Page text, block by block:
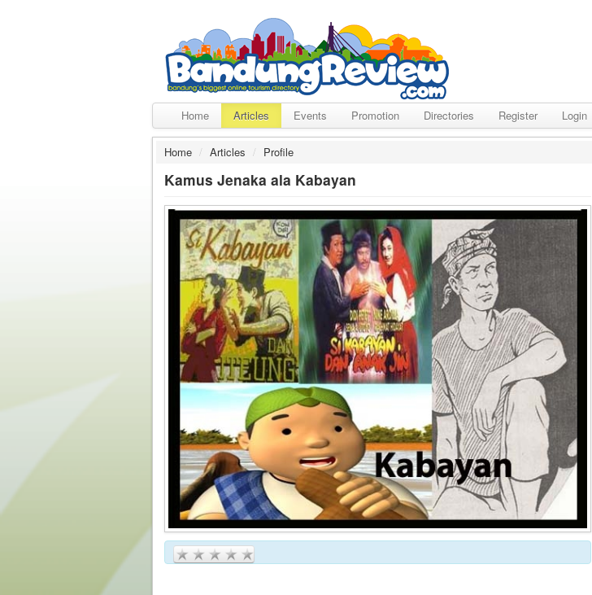
Home Articles Events Promotion Directories Register Login
Home / Articles / Profile
Kamus Jenaka ala Kabayan